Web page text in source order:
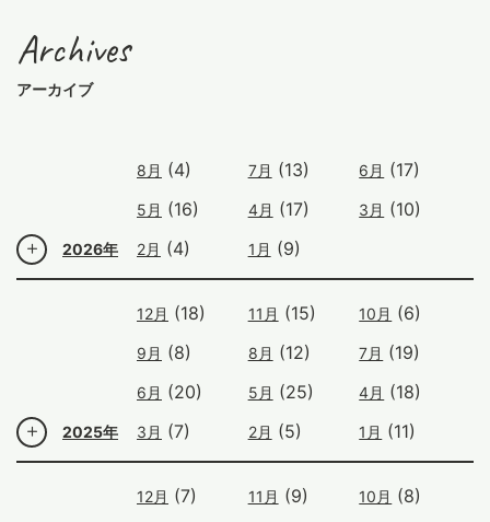
Archives
アーカイブ
2026年
8月 (4) 7月 (13) 6月 (17)
5月 (16) 4月 (17) 3月 (10)
2月 (4) 1月 (9)
2025年
12月 (18) 11月 (15) 10月 (6)
9月 (8) 8月 (12) 7月 (19)
6月 (20) 5月 (25) 4月 (18)
3月 (7) 2月 (5) 1月 (11)
12月 (7) 11月 (9) 10月 (8)